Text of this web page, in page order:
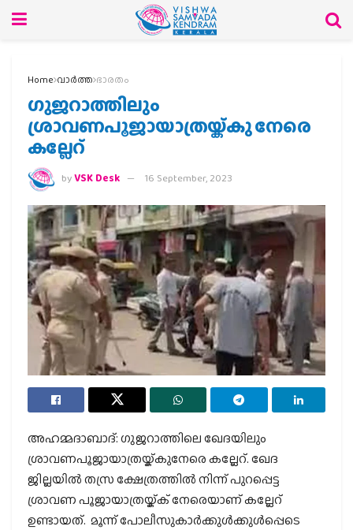
Home വാര്‍ത്ത ഭാരതം
ഗുജറാത്തിലും
ശ്രാവണപൂജായാത്രയ്ക്കു നേരെ
കല്ലേറ്
byVSK Desk 16 September, 2023
അഹമ്മദാബാദ്: ഗുജറാത്തിലെ ഖേദയിലും
ശ്രാവണപൂജായാത്രയ്ക്കുനേരെ കല്ലേറ്. ഖേദ
ജില്ലയില്‍ തസ്ര ക്ഷേത്രത്തില്‍ നിന്ന് പുറപ്പെട്ട
ശ്രാവണ പൂജായാത്രയ്ക്ക് നേരെയാണ് കല്ലേറ്
ഉണ്ടായത്. മൂന്ന് പോലീസുകാര്‍ക്കുള്‍ക്കുള്‍പ്പെടെ